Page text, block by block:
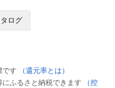
ログ
です
（還元率とは）
ふるさと納税できます
（控